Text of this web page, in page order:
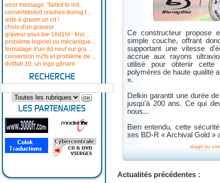
error message: "failed to init…
convertxtodvd crashes during f…
aide à graver un cd !
choix d'un graveur
graveur asus bw-16d1ht - tiroi…
problème logiciel ou mécanique…
formatage d'un dd neuf sur gra…
conversion m2ts et problème de…
dvdfab 10, un logo gênant
RECHERCHE
LES PARTENAIRES
Ce constructeur propose
simple couche, offrant
supportant une vitesse
accrue aux rayons
utilisé pour obtenir cette
polymères de haute qualité
».
Delkin garantit une durée
jusqu'à 200 ans. Ce qui
nous...
Bien entendu, cette
ses BD-R « Archival Gold »
réagir ou
Actualités précédentes :